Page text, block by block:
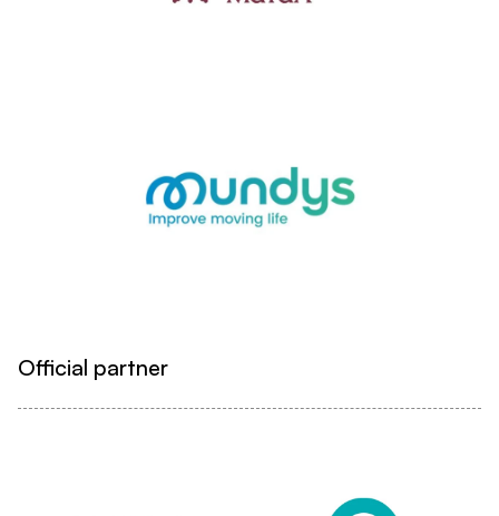
Official partner